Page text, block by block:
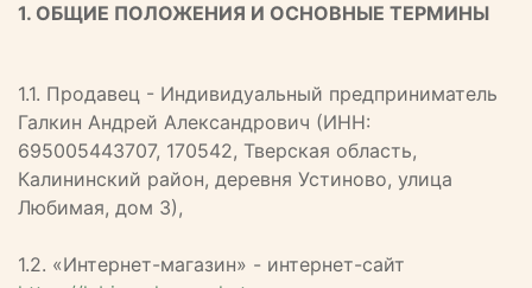
1. ОБЩИЕ ПОЛОЖЕНИЯ И ОСНОВНЫЕ ТЕРМИНЫ
1.1. Продавец - Индивидуальный предприниматель
Галкин Андрей Александрович (ИНН:
695005443707, 170542, Тверская область,
Калининский район, деревня Устиново, улица
Любимая, дом 3),
1.2. «Интернет-магазин» - интернет-сайт